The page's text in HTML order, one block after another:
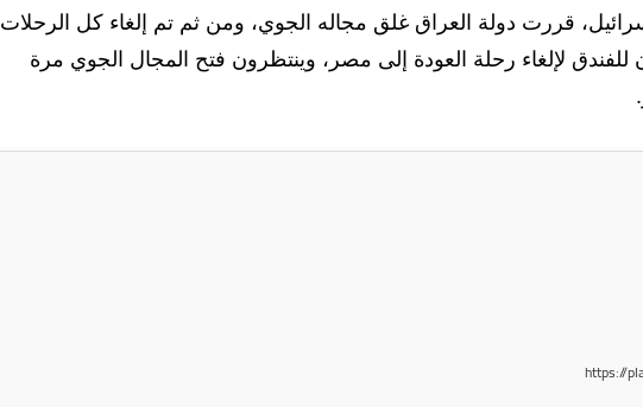
قررت دولة العراق غلق مجاله الجوي، ومن ثم تم إلغاء كل الرحلات
للفندق لإلغاء رحلة العودة إلى مصر، وينتظرون فتح المجال الجوي مرة
https://